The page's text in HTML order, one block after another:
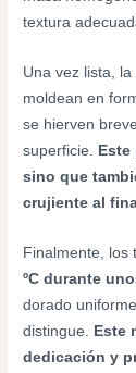
textura
Una vez lista,
moldean en
se hierven
superficie.
sino que
crujiente al
Finalmente, los
ºC durante
dorado
distingue.
Este
dedicación y